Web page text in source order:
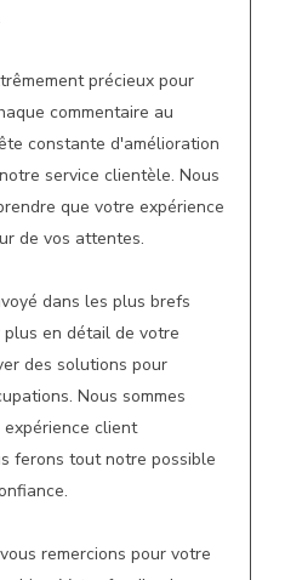
précieux pour
commentaire au
constante d'amélioration
service clientèle. Nous
que votre expérience
de vos attentes.
dans les plus brefs
en détail de votre
des solutions pour
Nous sommes
client
ferons tout notre possible
remercions pour votre